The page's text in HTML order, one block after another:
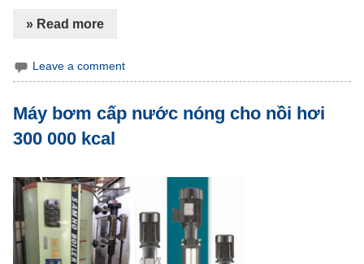
» Read more
Leave a comment
Máy bơm cấp nước nóng cho nồi hơi
300 000 kcal